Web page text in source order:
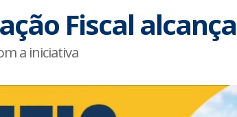
Fiscal
a iniciativa